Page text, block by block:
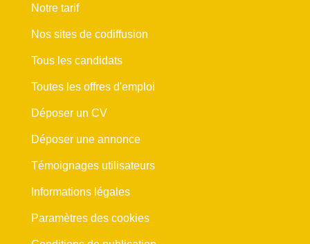
Notre tarif
Nos sites de codiffusion
Tous les candidats
Toutes les offres d'emploi
Déposer un CV
Déposer une annonce
Témoignages utilisateurs
Informations légales
Paramètres des cookies